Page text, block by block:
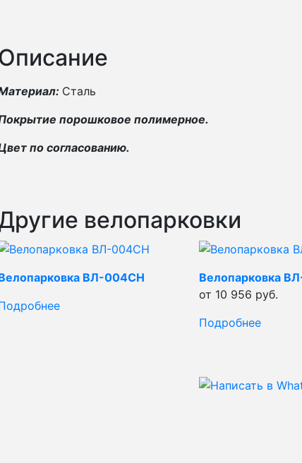
Сталь
порошковое полимерное.
по согласованию.
велопарковки
ВЛ-004СН
Велопарковка
от 10 956 руб.
Подробнее